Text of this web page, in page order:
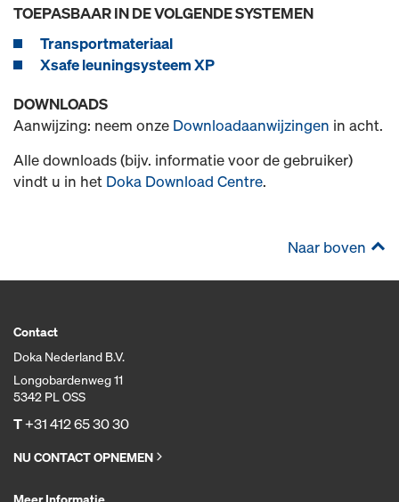
TOEPASBAAR IN DE VOLGENDE SYSTEMEN
Transportmateriaal
Xsafe leuningsysteem XP
DOWNLOADS
Aanwijzing: neem onze Downloadaanwijzingen in acht.
Alle downloads (bijv. informatie voor de gebruiker)
vindt u in het Doka Download Centre.
Naar boven
Contact
Doka Nederland B.V.
Longobardenweg 11
5342 PL OSS
T+31 412 65 30 30
NU CONTACT OPNEMEN